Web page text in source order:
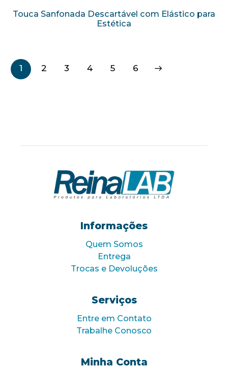
Touca Sanfonada Descartável com Elástico para
Estética
1 2 3 4 5 6
→
Informações
Quem Somos
Entrega
Trocas e Devoluções
Serviços
Entre em Contato
Trabalhe Conosco
Minha Conta